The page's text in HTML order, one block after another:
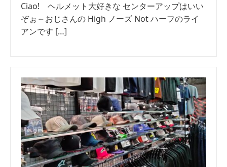
Ciao! ヘルメット大好きな センターアップはいい
ぞぉ～おじさんの High ノーズ Not ハーフのライ
アンです […]